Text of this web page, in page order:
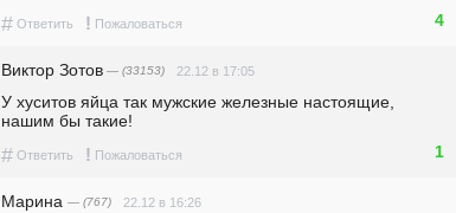
# Ответить ! Пожаловаться 4
Виктор Зотов — (33153) 22.12 в 17:05
У хуситов яйца так мужские железные настоящие,
нашим бы такие!
# Ответить ! Пожаловаться 1
Марина — (767) 22.12 в 16:26